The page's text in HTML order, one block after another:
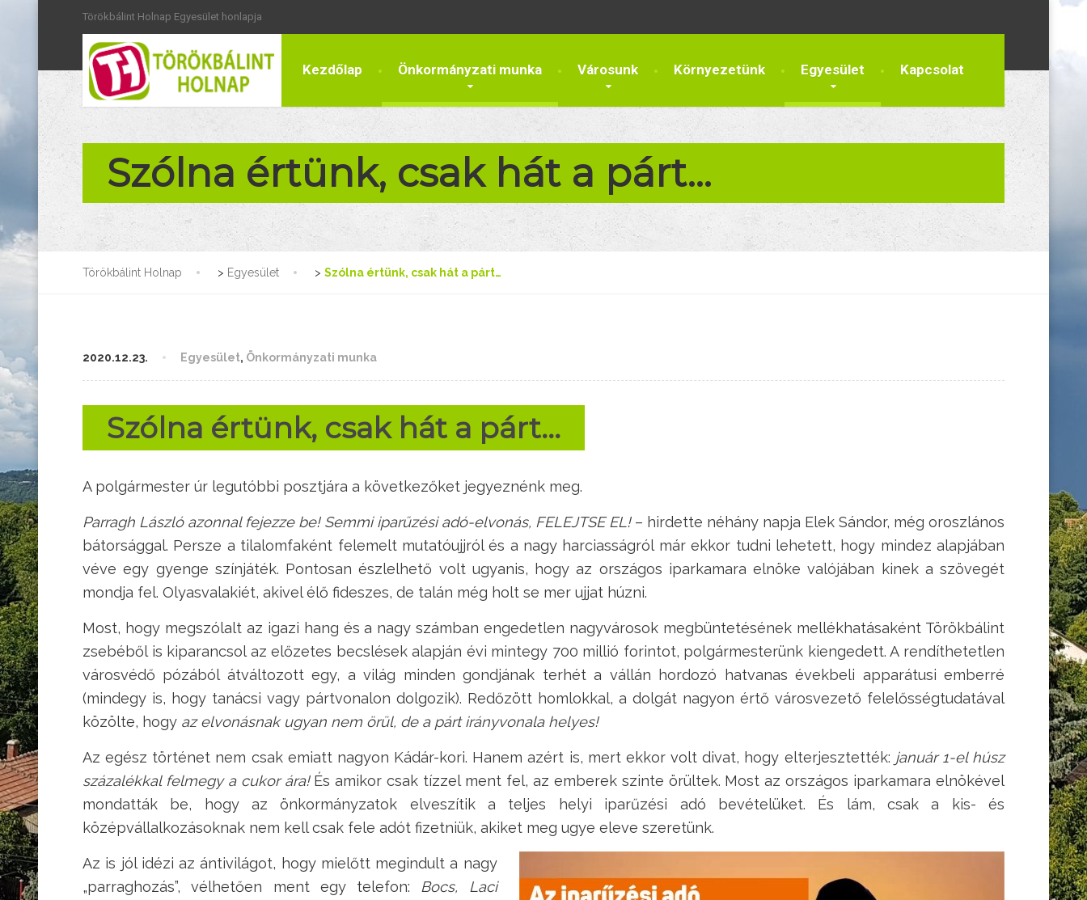
Törökbálint Holnap Egyesület honlapja
Kezdőlap Önkormányzati munka Városunk Környezetünk Egyesület Kapcsolat
Szólna értünk, csak hát a párt…
Törökbálint Holnap > Egyesület > Szólna értünk, csak hát a párt…
2020.12.23. Egyesület, Önkormányzati munka
Szólna értünk, csak hát a párt…
A polgármester úr legutóbbi posztjára a következőket jegyeznénk meg.
Parragh László azonnal fejezze be! Semmi iparűzési adó-elvonás, FELEJTSE EL!– hirdette néhány napja Elek Sándor, még oroszlános
bátorsággal. Persze a tilalomfaként felemelt mutatóujjról és a nagy harciasságról már ekkor tudni lehetett, hogy mindez alapjában
véve egy gyenge színjáték. Pontosan észlelhető volt ugyanis, hogy az országos iparkamara elnöke valójában kinek a szövegét
mondja fel. Olyasvalakiét, akivel élő fideszes, de talán még holt se mer ujjat húzni.
Most, hogy megszólalt az igazi hang és a nagy számban engedetlen nagyvárosok megbüntetésének mellékhatásaként Törökbálint
zsebéből is kiparancsol az előzetes becslések alapján évi mintegy 700 millió forintot, polgármesterünk kiengedett. A rendíthetetlen
városvédő pózából átváltozott egy, a világ minden gondjának terhét a vállán hordozó hatvanas évekbeli apparátusi emberré
(mindegy is, hogy tanácsi vagy pártvonalon dolgozik). Redőzött homlokkal, a dolgát nagyon értő városvezető felelősségtudatával
közölte, hogy az elvonásnak ugyan nem örül, de a párt irányvonala helyes!
Az egész történet nem csak emiatt nagyon Kádár-kori. Hanem azért is, mert ekkor volt divat, hogy elterjesztették: január 1-el húsz
százalékkal felmegy a cukor ára! És amikor csak tízzel ment fel, az emberek szinte örültek. Most az országos iparkamara elnökével
mondatták be, hogy az önkormányzatok elveszítik a teljes helyi iparűzési adó bevételüket. És lám, csak a kis- és
középvállalkozásoknak nem kell csak fele adót fizetniük, akiket meg ugye eleve szeretünk.
Az is jól idézi az ántivilágot, hogy mielőtt megindult a nagy
„parraghozás”, vélhetően ment egy telefon: Bocs, Laci